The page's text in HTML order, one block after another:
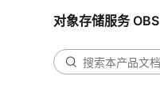
对象存储服务 OBS
计费说明
快速入门
用户指南